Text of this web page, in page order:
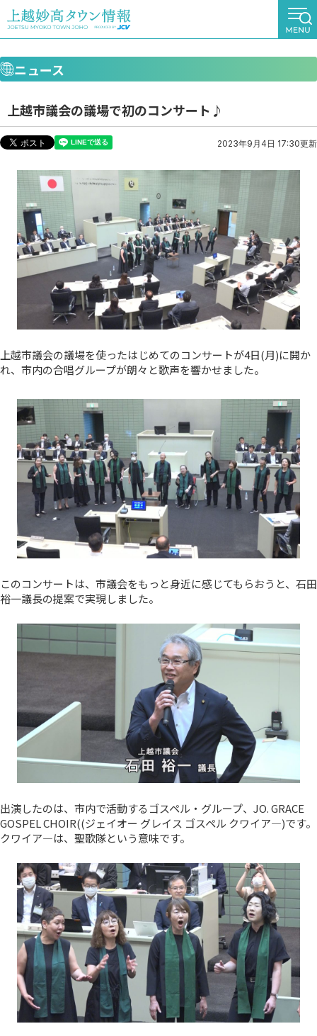
ニュース
上越市議会の議場で初のコンサート♪
2023年9月4日 17:30更新
上越市議会の議場を使ったはじめてのコンサートが4日(月)に開か
れ、市内の合唱グループが朗々と歌声を響かせました。
このコンサートは、市議会をもっと身近に感じてもらおうと、石田
裕一議長の提案で実現しました。
出演したのは、市内で活動するゴスペル・グループ、JO. GRACE
GOSPEL CHOIR((ジェイオー グレイス ゴスペル クワイア―)です。
クワイア―は、聖歌隊という意味です。